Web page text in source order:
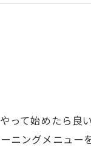
って始めたら良
ニングメニュー